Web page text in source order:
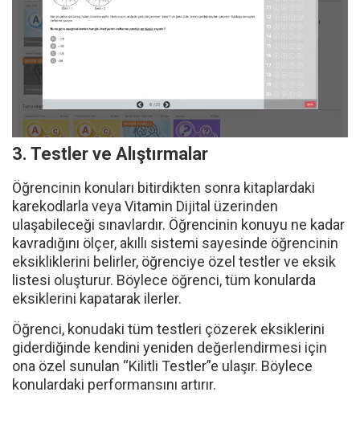
3. Testler ve Alıştırmalar
Öğrencinin konuları bitirdikten sonra kitaplardaki
karekodlarla veya Vitamin Dijital üzerinden
ulaşabileceği sınavlardır. Öğrencinin konuyu ne kadar
kavradığını ölçer, akıllı sistemi sayesinde öğrencinin
eksikliklerini belirler, öğrenciye özel testler ve eksik
listesi oluşturur. Böylece öğrenci, tüm konularda